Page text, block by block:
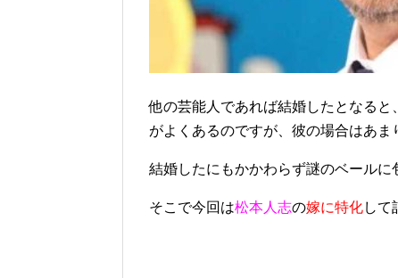
他の芸能人であれば結婚したとなる
がよくあるのですが、彼の場合はあま
結婚したにもかかわらず謎のベール
そこで今回は松本人志の嫁に特化して